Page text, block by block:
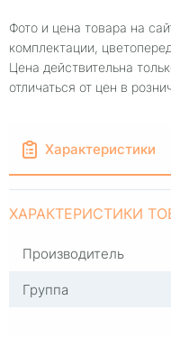
Фото и цена товара на
комплектации,
Цена действительна
отличаться от цен в
Характеристики
ХАРАКТЕРИСТИКИ
Производитель
Группа